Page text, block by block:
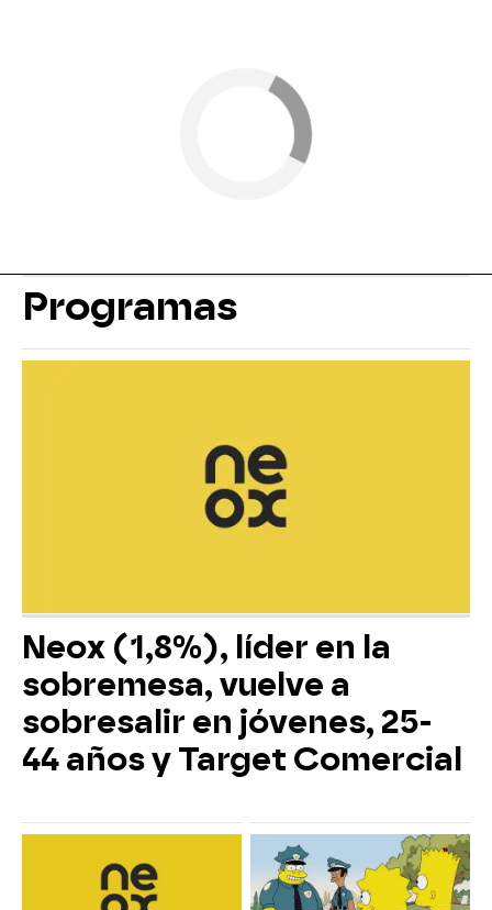
Programas
Neox (1,8%), líder en la
sobremesa, vuelve a
sobresalir en jóvenes, 25-
44 años y Target Comercial